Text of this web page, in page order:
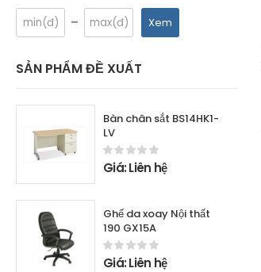
- Xem
SẢN PHẨM ĐỀ XUẤT
Bàn chân sắt BS14HK1-
LV
Giá: Liên hệ
Ghế da xoay Nội thất
190 GX15A
Giá: Liên hệ